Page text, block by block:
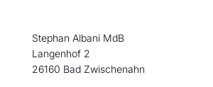
Stephan Albani MdB
Langenhof 2
26160 Bad Zwischenahn